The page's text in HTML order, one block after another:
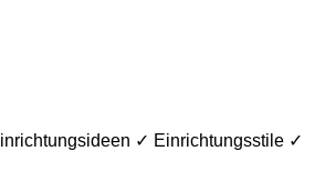
✓ Einrichtungsstile ✓